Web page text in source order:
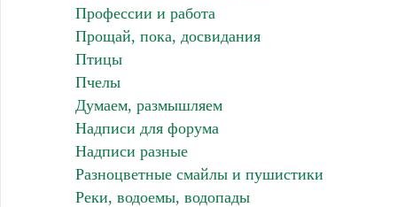
Профессии и работа
Прощай, пока, досвидания
Птицы
Пчелы
Думаем, размышляем
Надписи для форума
Надписи разные
Разноцветные смайлы и пушистики
Реки, водоемы, водопады